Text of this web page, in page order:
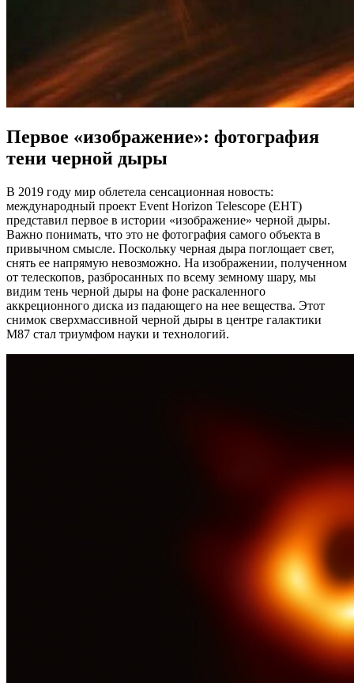
Первое «изображение»: фотография
тени черной дыры
В 2019 году мир облетела сенсационная новость:
международный проект Event Horizon Telescope (EHT)
представил первое в истории «изображение» черной дыры.
Важно понимать, что это не фотография самого объекта в
привычном смысле. Поскольку черная дыра поглощает свет,
снять ее напрямую невозможно. На изображении, полученном
от телескопов, разбросанных по всему земному шару, мы
видим тень черной дыры на фоне раскаленного
аккреционного диска из падающего на нее вещества. Этот
снимок сверхмассивной черной дыры в центре галактики
M87 стал триумфом науки и технологий.